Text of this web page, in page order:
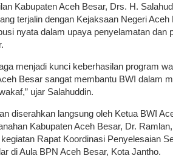
Kabupaten Aceh Besar, Drs. H.
terjalin dengan Kejaksaan Negeri
nyata dalam upaya penyelamatan dan
menjadi kunci keberhasilan program
Besar sangat membantu BWI dalam
ujar Salahuddin.
diserahkan langsung oleh Ketua BWI
Kabupaten Aceh Besar, Dr.
Rapat Koordinasi Penyelesaian
di Aula BPN Aceh Besar, Kota Jantho.